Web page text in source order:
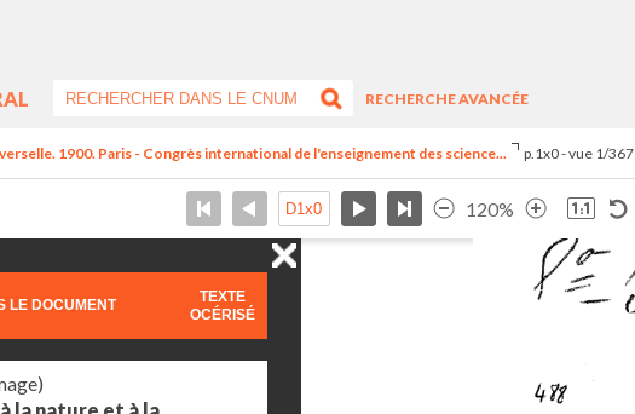
RECHERCHE AVANCÉE
1900. Paris - Congrès international de l'enseignement des science... p.1x0 - vue 1/367
120%
LE DOCUMENT
TEXTE
OCÉRISÉ